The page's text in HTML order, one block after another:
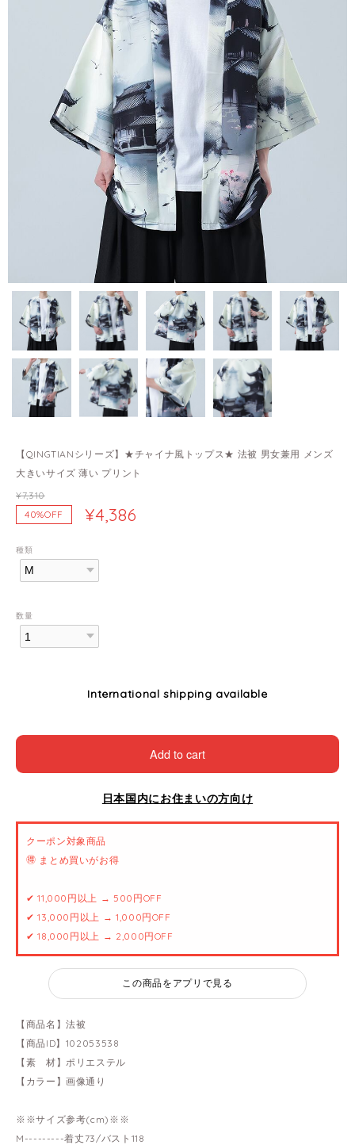
【QINGTIANシリーズ】★チャイナ風トップス★ 法被 男女兼用 メンズ
大きいサイズ 薄い プリント
¥7,310
40%OFF
¥4,386
種類
数量
International shipping available
Add to cart
日本国内にお住まいの方向け
クーポン対象商品
🉐 まとめ買いがお得
✔ 11,000円以上 → 500円OFF
✔ 13,000円以上 → 1,000円OFF
✔ 18,000円以上 → 2,000円OFF
この商品をアプリで見る
【商品名】法被
【商品ID】102053538
【素 材】ポリエステル
【カラー】画像通り
※※サイズ参考(cm)※※
M---------着丈73/バスト118